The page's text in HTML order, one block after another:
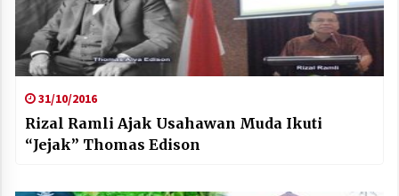
31/10/2016
Rizal Ramli Ajak Usahawan Muda Ikuti
“Jejak” Thomas Edison